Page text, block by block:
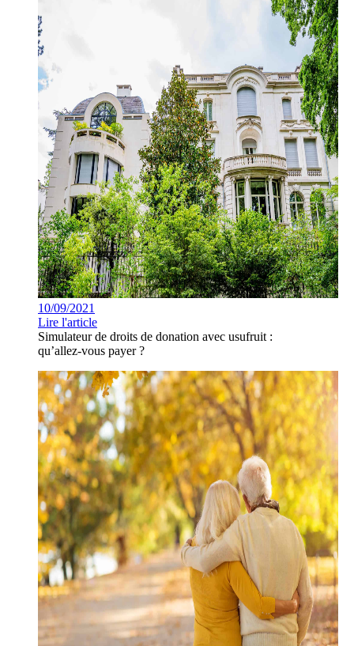
10/09/2021
Lire l'article
Simulateur de droits de donation avec usufruit :
qu’allez-vous payer ?